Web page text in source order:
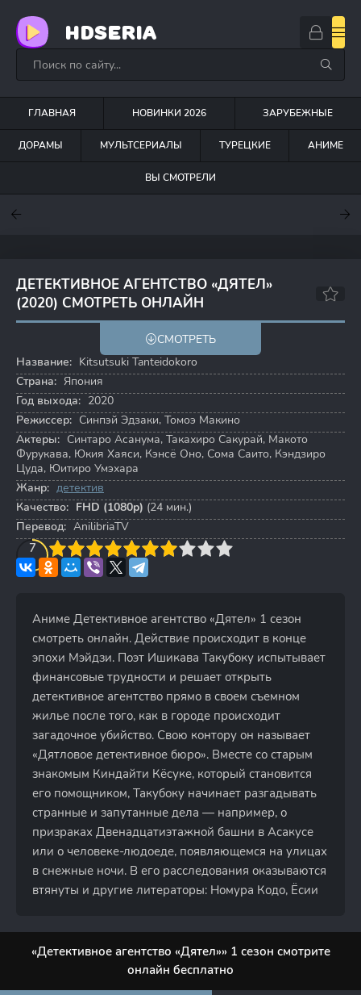
HDSERIA
ГЛАВНАЯ НОВИНКИ 2026 ЗАРУБЕЖНЫЕ
ДОРАМЫ МУЛЬТСЕРИАЛЫ ТУРЕЦКИЕ АНИМЕ
ВЫ СМОТРЕЛИ
ДЕТЕКТИВНОЕ АГЕНТСТВО «ДЯТЕЛ»
(2020) СМОТРЕТЬ ОНЛАЙН
6.7
СМОТРЕТЬ
Название: Kitsutsuki Tanteidokoro
Страна: Япония
Год выхода: 2020
Режиссер: Синпэй Эдзаки, Томоэ Макино
Актеры: Синтаро Асанума, Такахиро Сакурай, Макото
Фурукава, Юкия Хаяси, Кэнсё Оно, Сома Саито, Кэндзиро
Цуда, Юитиро Умэхара
Жанр: детектив
Качество: FHD (1080p) (24 мин.)
Перевод: AnilibriaTV
7
4 5 6 7 8 9 10
Аниме Детективное агентство «Дятел» 1 сезон
смотреть онлайн. Действие происходит в конце
эпохи Мэйдзи. Поэт Ишикава Такубоку испытывает
финансовые трудности и решает открыть
детективное агентство прямо в своем съемном
жилье после того, как в городе происходит
загадочное убийство. Свою контору он называет
«Дятловое детективное бюро». Вместе со старым
знакомым Киндайти Кёсуке, который становится
его помощником, Такубоку начинает разгадывать
странные и запутанные дела — например, о
призраках Двенадцатиэтажной башни в Асакусе
или о человеке-людоеде, появляющемся на улицах
в снежные ночи. В его расследования оказываются
втянуты и другие литераторы: Номура Кодо, Ёсии
«Детективное агентство «Дятел»» 1 сезон смотрите
онлайн бесплатно